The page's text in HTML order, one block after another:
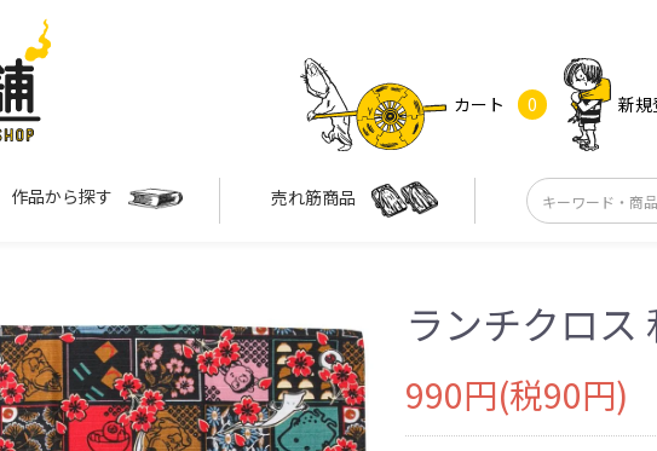
カート 0 新規
作品から探す 売れ筋商品
ランチクロス
990円(税90円)